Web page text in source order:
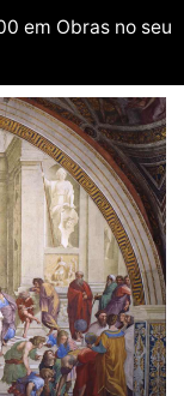
em Obras no seu